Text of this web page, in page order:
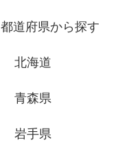
都道府県から探す
北海道
青森県
岩手県